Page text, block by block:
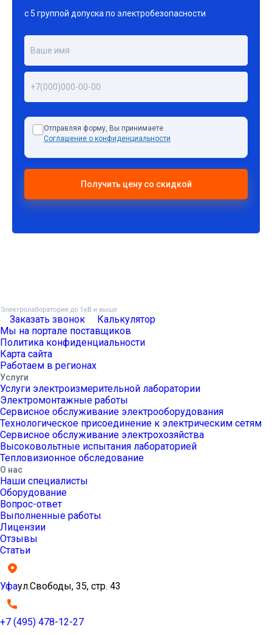
с 5 группой допуска по электробезопасности
Отправляя форму, Вы принимаете
Соглашение о конфиденциальности
Заказать звонок
Калькулятор
Мы на портале поставщиков
Политика конфиденциальности
Карта сайта
Работаем в регионах
Услуги
Услуги электроизмерительной лаборатории
Электромонтажные работы
Сервисное обслуживание электрооборудования
Технологическое присоединение к электрическим сетям
Сервисное обслуживание электрохозяйства
Высоковольтные испытания лабораторией
Тепловизионное обследование
О нас
Наши специалисты
Оборудование
Вопрос-ответ
Выполненные работы
Лицензии
Отзывы
Статьи
Уфаул.Свободы, 35, стр. 43
+7 (495) 478-12-27